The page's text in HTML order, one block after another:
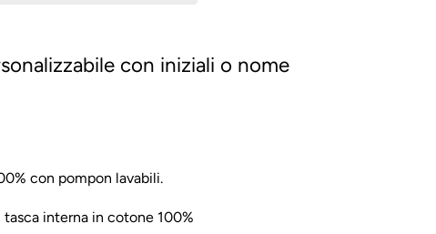
con iniziali o nome
con pompon lavabili.
interna in cotone 100%